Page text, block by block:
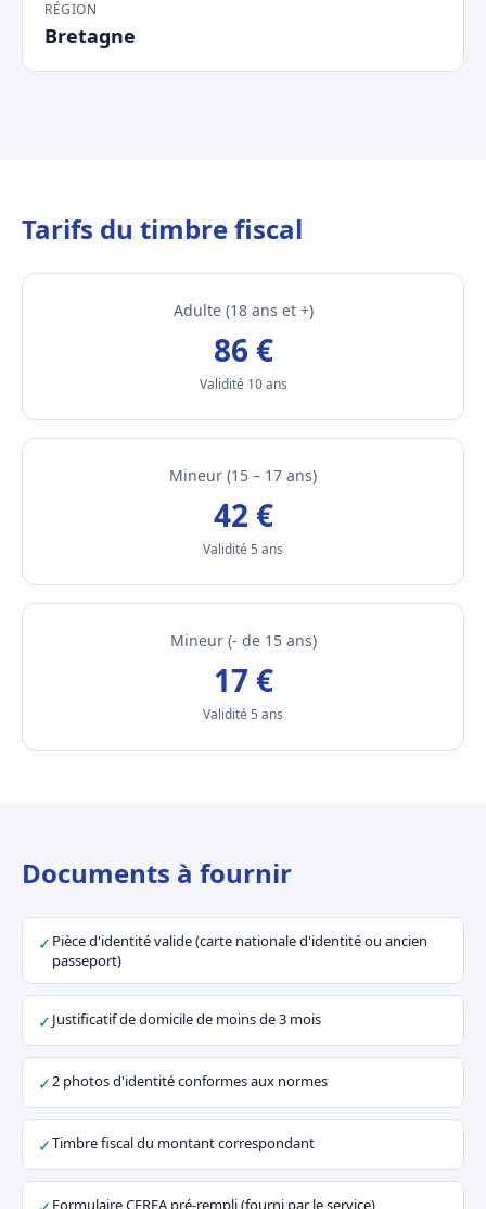
RÉGION
Bretagne
Tarifs du timbre fiscal
Adulte (18 ans et +)
86 €
Validité 10 ans
Mineur (15 – 17 ans)
42 €
Validité 5 ans
Mineur (- de 15 ans)
17 €
Validité 5 ans
Documents à fournir
✓ Pièce d'identité valide (carte nationale d'identité ou ancien
passeport)
✓Justificatif de domicile de moins de 3 mois
✓2 photos d'identité conformes aux normes
✓Timbre fiscal du montant correspondant
Formulaire CERFA pré-rempli (fourni par le service)